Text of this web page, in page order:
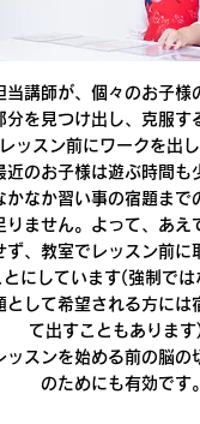
当講師が、個々のお子様
分を見つけ出し、克服す
ッスン前にワークを出し
近のお子様は遊ぶ時間も
かなか習い事の宿題まで
りません。よって、あえ
ず、教室でレッスン前に
とにしています(強制では
として希望される方には
て出すこともあります)
ッスンを始める前の脳の
のためにも有効です。